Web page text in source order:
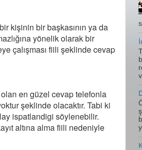
kişinin bir başkasının ya da
yönelik olarak bir
çalışması fiili şeklinde cevap
en güzel cevap telefonla
şeklinde olacaktır. Tabi ki
ispatlandigi söylenebilir.
altına alma fiili nedeniyle